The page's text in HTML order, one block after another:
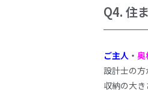
Q4. 住
ご主人 ・ 奥
設計士の
収納の大